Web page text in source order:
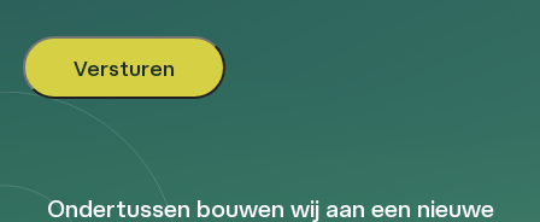
Ondertussen bouwen wij aan een nieuwe